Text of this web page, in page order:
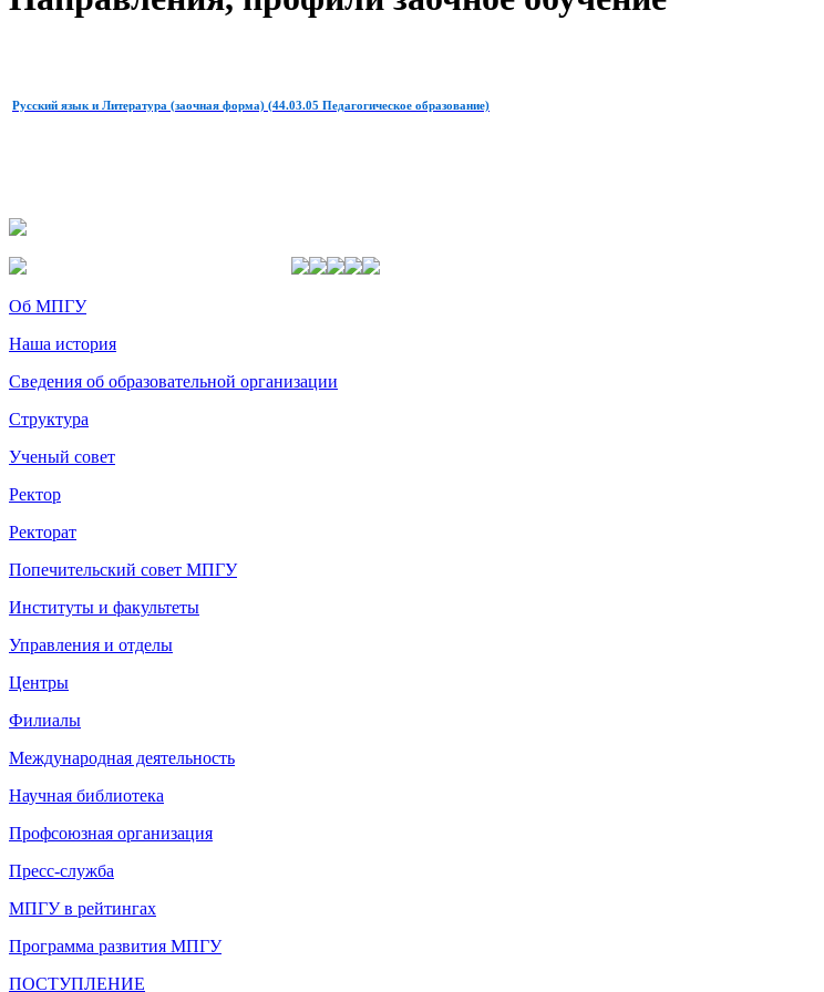
Русский язык и Литература (заочная форма) (44.03.05 Педагогическое образование)
Об МПГУ
Наша история
Сведения об образовательной организации
Структура
Ученый совет
Ректор
Ректорат
Попечительский совет МПГУ
Институты и факультеты
Управления и отделы
Центры
Филиалы
Международная деятельность
Научная библиотека
Профсоюзная организация
Пресс-служба
МПГУ в рейтингах
Программа развития МПГУ
ПОСТУПЛЕНИЕ